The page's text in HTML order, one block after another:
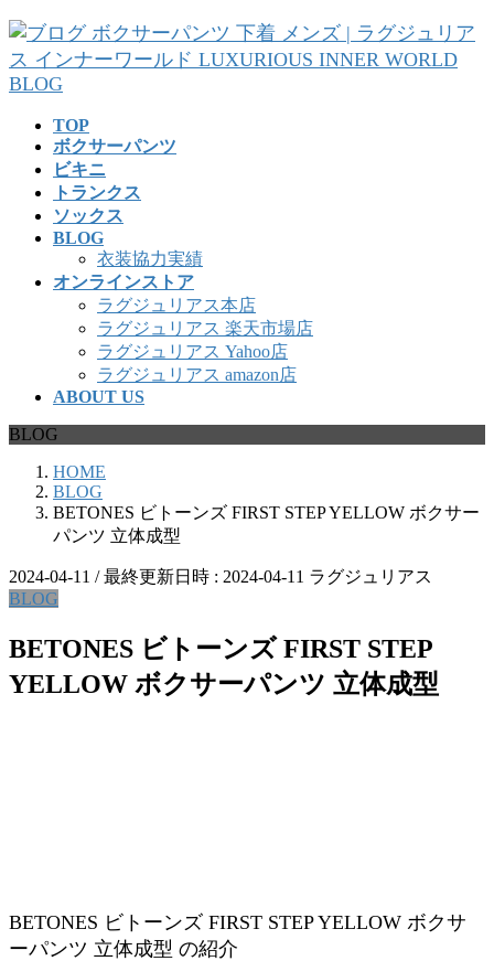
コ
ン
テ
ン
ナ
ビ
ゲ
ー
TOP
ボクサーパンツ
ビキニ
トランクス
ソックス
BLOG
衣装協力実績
オンラインストア
ラグジュリアス本店
ラグジュリアス 楽天市場店
ラグジュリアス Yahoo店
ラグジュリアス amazon店
ABOUT US
BLOG
HOME
BLOG
BETONES ビトーンズ FIRST STEP YELLOW ボクサー
パンツ 立体成型
2024-04-11 / 最終更新日時 : 2024-04-11 ラグジュリアス
BLOG
BETONES ビトーンズ FIRST STEP
YELLOW ボクサーパンツ 立体成型
BETONES ビトーンズ FIRST STEP YELLOW ボクサ
ーパンツ 立体成型 の紹介